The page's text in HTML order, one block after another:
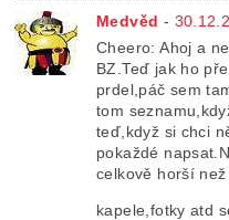
Medvěd -
Cheero: Ahoj a
BZ.Teď jak ho
prdel,páč sem
tom
teď,když si chci
pokaždé
celkově horší
kapele,fotky atd